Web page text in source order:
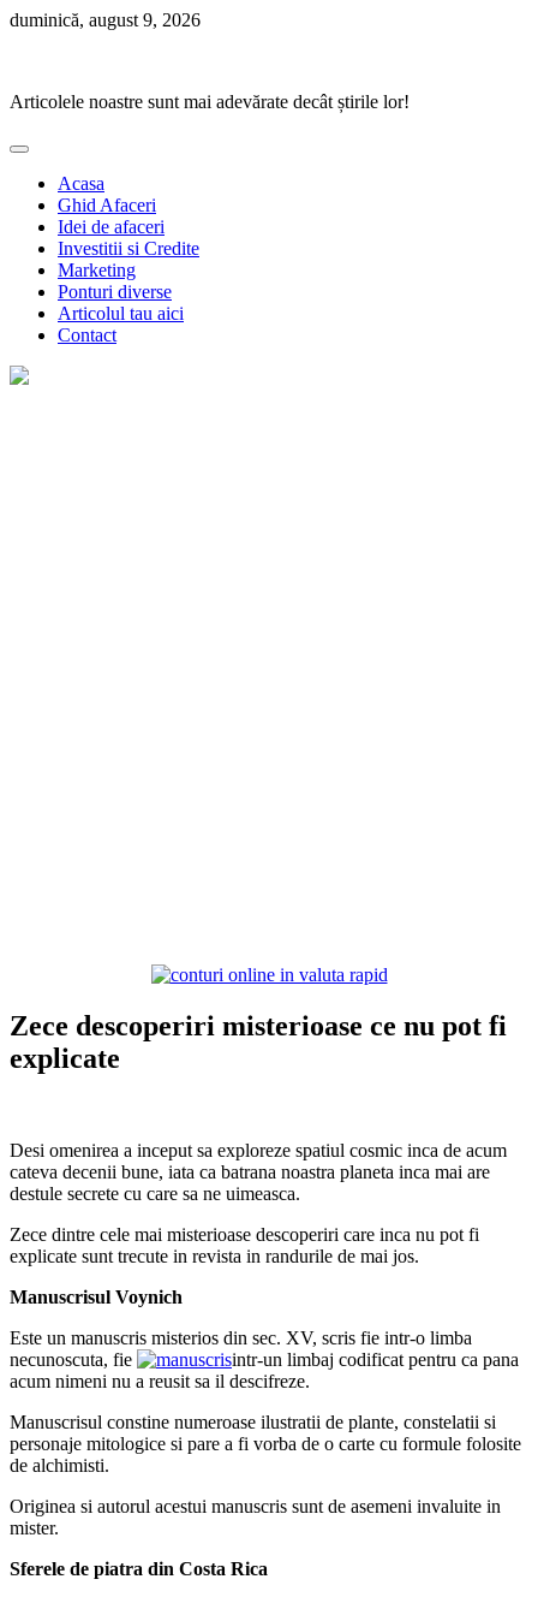
Skip
duminică, august 9, 2026
Articolele noastre sunt mai adevărate decât știrile lor!
Acasa
Ghid Afaceri
Idei de afaceri
Investitii si Credite
Marketing
Ponturi diverse
Articolul tau aici
Contact
Zece descoperiri misterioase ce nu pot fi
explicate
Desi omenirea a inceput sa exploreze spatiul cosmic inca de acum
cateva decenii bune, iata ca batrana noastra planeta inca mai are
destule secrete cu care sa ne uimeasca.
Zece dintre cele mai misterioase descoperiri care inca nu pot fi
explicate sunt trecute in revista in randurile de mai jos.
Manuscrisul Voynich
Este un manuscris misterios din sec. XV, scris fie intr-o limba
necunoscuta, fie
intr-un limbaj codificat pentru ca pana
acum nimeni nu a reusit sa il descifreze.
Manuscrisul constine numeroase ilustratii de plante, constelatii si
personaje mitologice si pare a fi vorba de o carte cu formule folosite
de alchimisti.
Originea si autorul acestui manuscris sunt de asemeni invaluite in
mister.
Sferele de piatra din Costa Rica